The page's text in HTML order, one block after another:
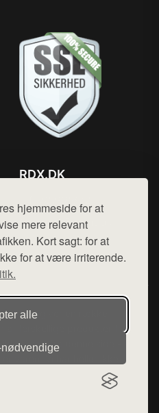
hjemmeside for at
mere relevant
Kort sagt: for at
for at være irriterende.
alle
RDX.DK
Mail: hej@want.dk
Cookie- og privatlivspolitik
der udgiver en række
af forskellige produkter fra
varer fra denne side - vi
varen. Vi har heller ikke